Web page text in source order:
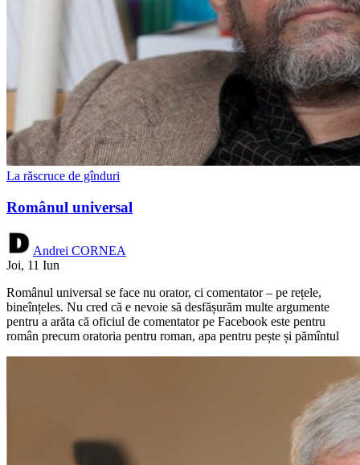
La răscruce de gînduri
Românul universal
Andrei CORNEA
Joi, 11 Iun
Românul universal se face nu orator, ci comentator – pe rețele,
bineînțeles. Nu cred că e nevoie să desfășurăm multe argumente
pentru a arăta că oficiul de comentator pe Facebook este pentru
român precum oratoria pentru roman, apa pentru pește și pămîntul